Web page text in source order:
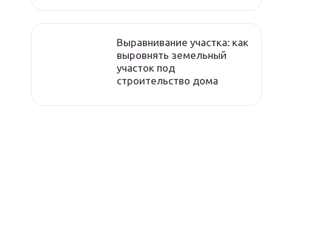
Выравнивание участка: как
выровнять земельный
участок под
строительство дома